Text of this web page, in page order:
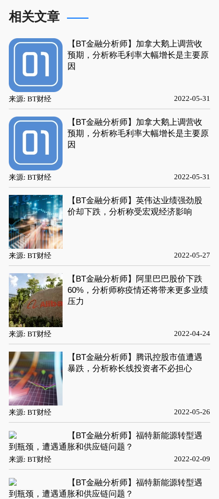
相关文章
【BT金融分析师】加拿大鹅上调营收
预期，分析称毛利率大幅增长是主要原
因
来源: BT财经 2022-05-31
【BT金融分析师】加拿大鹅上调营收
预期，分析称毛利率大幅增长是主要原
因
来源: BT财经 2022-05-31
【BT金融分析师】英伟达业绩强劲股
价却下跌，分析称受宏观经济影响
来源: BT财经 2022-05-27
【BT金融分析师】阿里巴巴股价下跌
60%，分析师称疫情还将带来更多业绩
压力
来源: BT财经 2022-04-24
【BT金融分析师】腾讯控股市值遭遇
暴跌，分析称长线投资者不必担心
来源: BT财经 2022-05-26
【BT金融分析师】福特新能源转型遇
到瓶颈，遭遇通胀和供应链问题？
来源: BT财经 2022-02-09
【BT金融分析师】福特新能源转型遇
到瓶颈，遭遇通胀和供应链问题？